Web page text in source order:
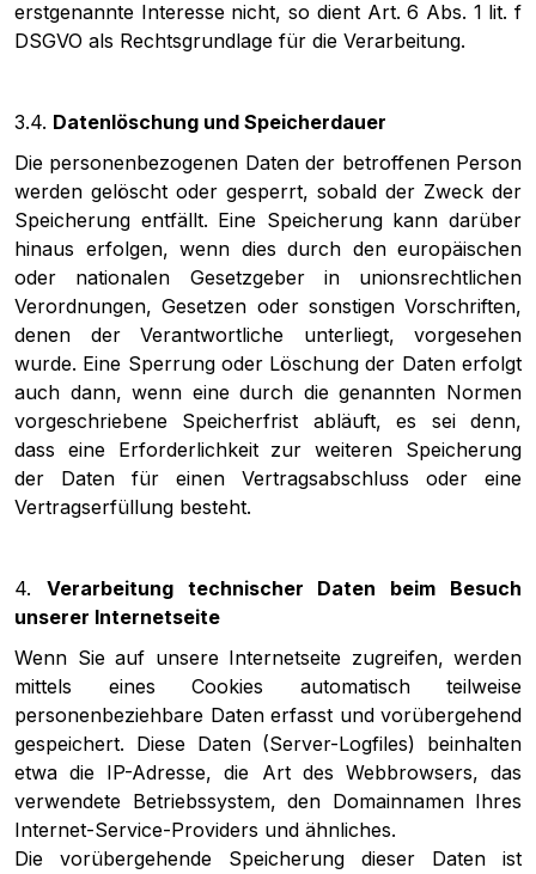
erstgenannte Interesse nicht, so dient Art. 6 Abs. 1 lit. f
DSGVO als Rechtsgrundlage für die Verarbeitung.
3.4. Datenlöschung und Speicherdauer
Die personenbezogenen Daten der betroffenen Person
werden gelöscht oder gesperrt, sobald der Zweck der
Speicherung entfällt. Eine Speicherung kann darüber
hinaus erfolgen, wenn dies durch den europäischen
oder nationalen Gesetzgeber in unionsrechtlichen
Verordnungen, Gesetzen oder sonstigen Vorschriften,
denen der Verantwortliche unterliegt, vorgesehen
wurde. Eine Sperrung oder Löschung der Daten erfolgt
auch dann, wenn eine durch die genannten Normen
vorgeschriebene Speicherfrist abläuft, es sei denn,
dass eine Erforderlichkeit zur weiteren Speicherung
der Daten für einen Vertragsabschluss oder eine
Vertragserfüllung besteht.
4. Verarbeitung technischer Daten beim Besuch
unserer Internetseite
Wenn Sie auf unsere Internetseite zugreifen, werden
mittels eines Cookies automatisch teilweise
personenbeziehbare Daten erfasst und vorübergehend
gespeichert. Diese Daten (Server-Logfiles) beinhalten
etwa die IP-Adresse, die Art des Webbrowsers, das
verwendete Betriebssystem, den Domainnamen Ihres
Internet-Service-Providers und ähnliches.
Die vorübergehende Speicherung dieser Daten ist